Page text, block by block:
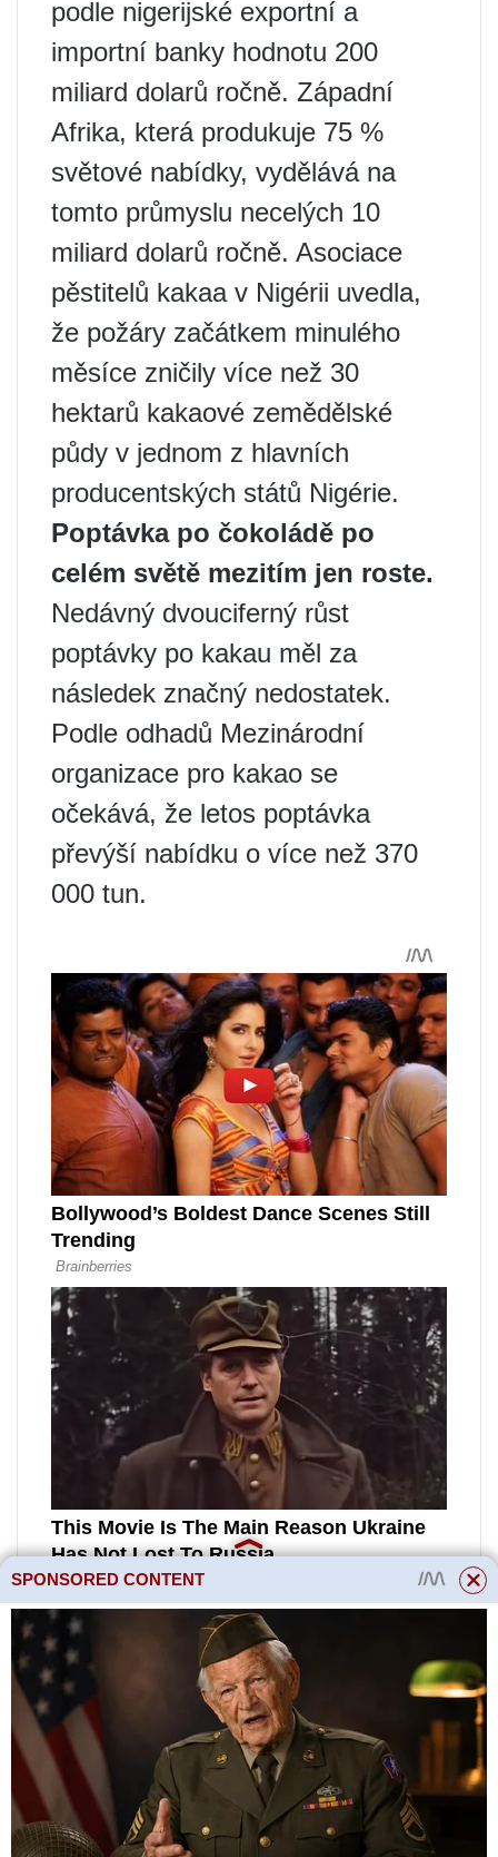
podle nigerijské exportní a
importní banky hodnotu 200
miliard dolarů ročně. Západní
Afrika, která produkuje 75 %
světové nabídky, vydělává na
tomto průmyslu necelých 10
miliard dolarů ročně. Asociace
pěstitelů kakaa v Nigérii uvedla,
že požáry začátkem minulého
měsíce zničily více než 30
hektarů kakaové zemědělské
půdy v jednom z hlavních
producentských států Nigérie.
Poptávka po čokoládě po
celém světě mezitím jen roste.
Nedávný dvouciferný růst
poptávky po kakau měl za
následek značný nedostatek.
Podle odhadů Mezinárodní
organizace pro kakao se
očekává, že letos poptávka
převýší nabídku o více než 370
000 tun.
SPONSORED CONTENT